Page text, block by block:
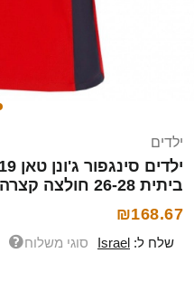
ילדים
ביתית 26-28 חולצה קצרה
₪168.67
שלח ל: Israel סוגי משלוח